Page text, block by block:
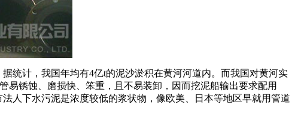
统计，我国年均有4亿t的泥沙淤积在黄河河道内。而我国对黄河实
易锈蚀、磨损快、笨重，且不易装卸，因而挖泥船输出要求配用
法人下水污泥是浓度较低的浆状物，像欧美、日本等地区早就用管道